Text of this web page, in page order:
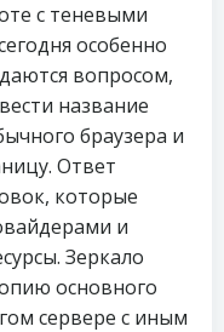
с теневыми
особенно
вопросом,
название
браузера и
Ответ
которые
и
Зеркало
основного
сервере с иным